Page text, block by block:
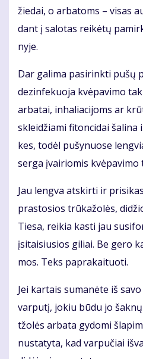
žie­dai, o ar­ba­toms – vi­sas
dant į sa­lo­tas rei­kė­tų
ny­je.
Dar ga­li­ma pa­si­rink­ti pu­šų
dez­in­fe­kuo­ja kvė­pa­vi­mo
ar­ba­tai, in­ha­lia­ci­joms ar
sklei­džia­mi fi­ton­ci­dai
kes, to­dėl pu­šy­nuo­se
ser­ga įvai­rio­mis
Jau leng­va at­skir­ti ir
pras­to­sios trū­ka­žo­lės,
Tie­sa, rei­kia kas­ti jau
įsi­tai­siu­sios gi­liai. Be ge­ro
mos. Teks pa­pra­kai­tuo­ti.
Jei kar­tais su­ma­nė­te iš
var­pu­tį, jo­kiu bū­du jo
tžo­lės ar­ba­ta gy­do­mi
nu­sta­ty­ta, kad var­pu­čiai